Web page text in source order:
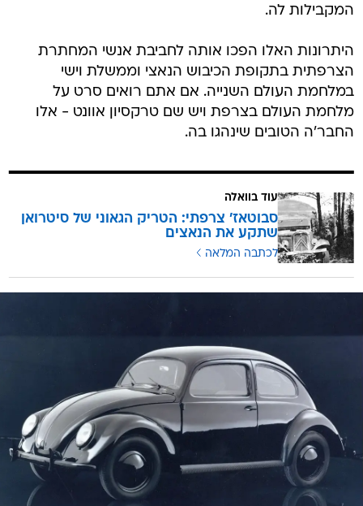
המקבילות לה.
היתרונות האלו הפכו אותה לחביבת אנשי המחתרת
הצרפתית בתקופת הכיבוש הנאצי וממשלת וישי
במלחמת העולם השנייה. אם אתם רואים סרט על
מלחמת העולם בצרפת ויש שם טרקסיון אוונט - אלו
החבר'ה הטובים שינהגו בה.
עוד בוואלה
סבוטאז' צרפתי: הטריק הגאוני של סיטרואן
שתקע את הנאצים
לכתבה המלאה